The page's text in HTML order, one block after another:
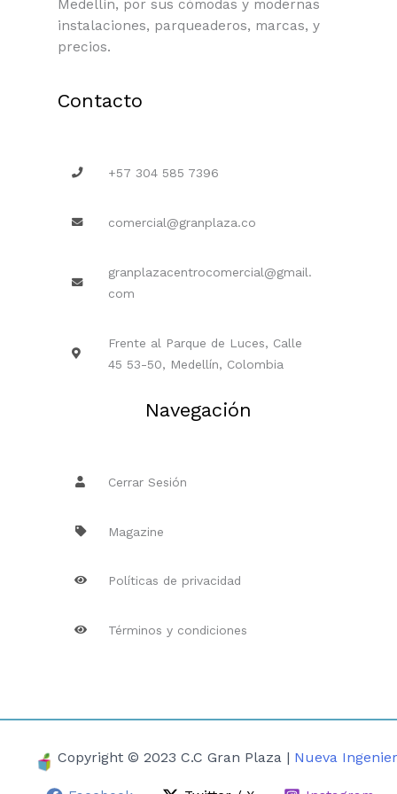
Medellín, por sus cómodas y modernas
instalaciones, parqueaderos, marcas, y
precios.
Contacto
+57 304 585 7396
comercial@granplaza.co
granplazacentrocomercial@gmail.
com
Frente al Parque de Luces, Calle
45 53-50, Medellín, Colombia
Navegación
Cerrar Sesión
Magazine
Políticas de privacidad
Términos y condiciones
Copyright © 2023 C.C Gran Plaza | Nueva